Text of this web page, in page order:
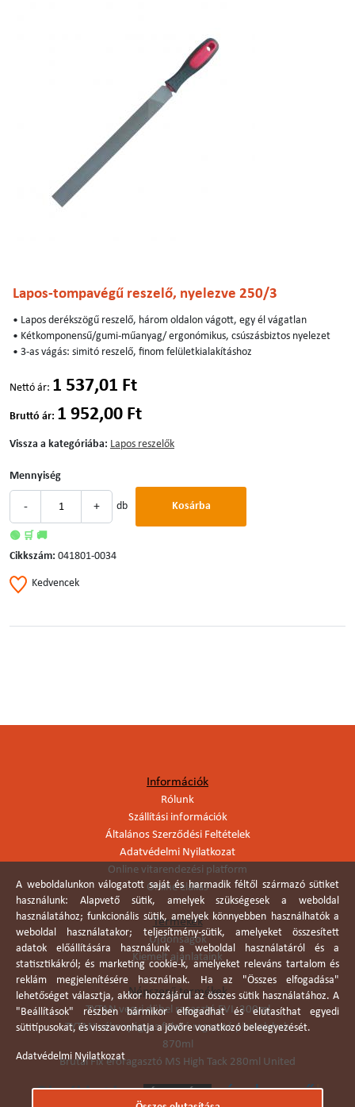
Lapos-tompavégű reszelő, nyelezve 250/3
• Lapos derékszögű reszelő, három oldalon vágott, egy él vágatlan
• Kétkomponensű/gumi-műanyag/ ergonómikus, csúszásbiztos nyelezet
• 3-as vágás: simitó reszelő, finom felületkialakításhoz
Nettó ár: 1 537,01 Ft
Bruttó ár: 1 952,00 Ft
Vissza a kategóriába: Lapos reszelők
Mennyiség
- + db Kosárba
🟢 🛒 🚚
Cikkszám: 041801-0034
Kedvencek
Információk
Rólunk
Szállítási információk
Általános Szerződési Feltételek
Adatvédelmi Nyilatkozat
Online vitarendezési platform
Online elállás
Termékek
Újdonságok
Kiemelt ajánlataink
Népszerű termékek
TYTAN vegyi dübel ragasztó EVI. 300ml
TYTAN vékonyágyas falazó ragasztó pisztolyhab
870ml
Brutál Fix erőragasztó MS High Tack 280ml United
A weboldalunkon válogatott saját és harmadik féltől származó sütiket
használunk: Alapvető sütik, amelyek szükségesek a weboldal
használatához; funkcionális sütik, amelyek könnyebben használhatók a
weboldal használatakor; teljesítmény-sütik, amelyeket összesített
adatok előállítására használunk a weboldal használatáról és a
statisztikákról; és marketing cookie-k, amelyeket releváns tartalom és
reklám megjelenítésére használnak. Ha az "Összes elfogadása"
lehetőséget választja, akkor hozzájárul az összes sütik használatához. A
"Beállítások" részben bármikor elfogadhat és elutasíthat egyedi
sütitípusokat, és visszavonhatja a jövőre vonatkozó beleegyezését.
Adatvédelmi Nyilatkozat